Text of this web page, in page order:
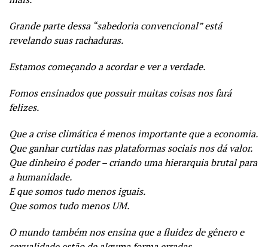
Grande parte dessa “sabedoria convencional” está
revelando suas rachaduras.
Estamos começando a acordar e ver a verdade.
Fomos ensinados que possuir muitas coisas nos fará
felizes.
Que a crise climática é menos importante que a economia.
Que ganhar curtidas nas plataformas sociais nos dá valor.
Que dinheiro é poder – criando uma hierarquia brutal para
a humanidade.
E que somos tudo menos iguais.
Que somos tudo menos UM.
O mundo também nos ensina que a fluidez de gênero e